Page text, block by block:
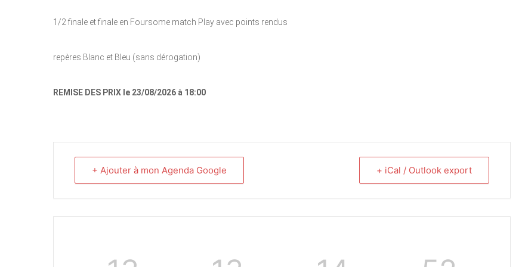
1/2 finale et finale en Foursome match Play avec points rendus
repères Blanc et Bleu (sans dérogation)
REMISE DES PRIX le 23/08/2026 à 18:00
+ Ajouter à mon Agenda Google + iCal / Outlook export